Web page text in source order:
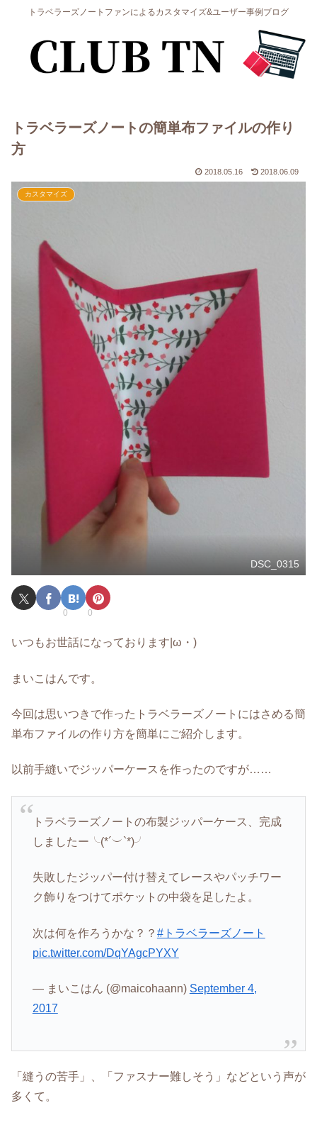
トラベラーズノートファンによるカスタマイズ&ユーザー事例ブログ
トラベラーズノートの簡単布ファイルの作り
方
2018.05.16 2018.06.09
カスタマイズ
DSC_0315
0 0
いつもお世話になっております|ω・)
まいこはんです。
今回は思いつきで作ったトラベラーズノートにはさめる簡
単布ファイルの作り方を簡単にご紹介します。
以前手縫いでジッパーケースを作ったのですが……
トラベラーズノートの布製ジッパーケース、完成
しましたー╰(*´︶`*)╯
失敗したジッパー付け替えてレースやパッチワー
ク飾りをつけてポケットの中袋を足したよ。
次は何を作ろうかな？？ #トラベラーズノート
pic.twitter.com/DqYAgcPYXY
— まいこはん (@maicohaann) September 4,
2017
「縫うの苦手」、「ファスナー難しそう」などという声が
多くて。